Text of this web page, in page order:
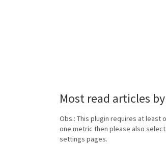
Most read articles
Obs.: This plugin requires at
one metric then please also
settings pages.